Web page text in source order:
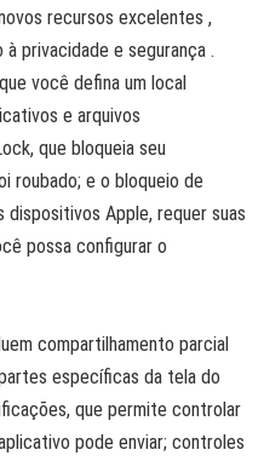
recursos excelentes ,
privacidade e segurança .
você defina um local
e arquivos
que bloqueia seu
roubado; e o bloqueio de
dispositivos Apple, requer suas
possa configurar o
compartilhamento parcial
específicas da tela do
que permite controlar
pode enviar; controles